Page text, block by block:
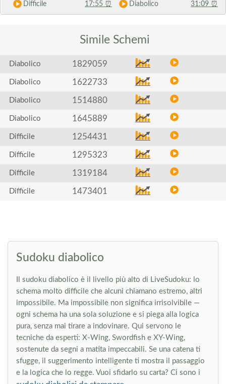
Difficile 17:55 ⏰ Diabolico 31:09 ⏰
Simile Schemi
Diabolico 1829059
Diabolico 1622733
Diabolico 1514880
Diabolico 1645889
Difficile 1254431
Difficile 1295323
Difficile 1319184
Difficile 1473401
Sudoku diabolico
Il sudoku diabolico è il livello più alto di LiveSudoku: lo
schema molto difficile che alcuni chiamano estremo, altri
impossibile. Ma impossibile non significa irrisolvibile —
ogni schema ha una sola soluzione e si piega alla logica
pura, senza mai tirare a indovinare. Qui servono le
tecniche da esperti: X-Wing, Swordfish e XY-Wing,
sostenute da segni a matita impeccabili. Se una catena ti
sfugge, il suggerimento intelligente ti mostra il passaggio
e la logica che lo regge. Vuoi sfidarlo su carta? Ci sono i